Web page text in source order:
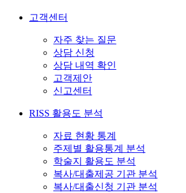
고객센터
자주 찾는 질문
상담 신청
상담 내역 확인
고객제안
신고센터
RISS 활용도 분석
자료 현황 통계
주제별 활용통계 분석
학술지 활용도 분석
복사/대출제공 기관 분석
복사/대출신청 기관 분석